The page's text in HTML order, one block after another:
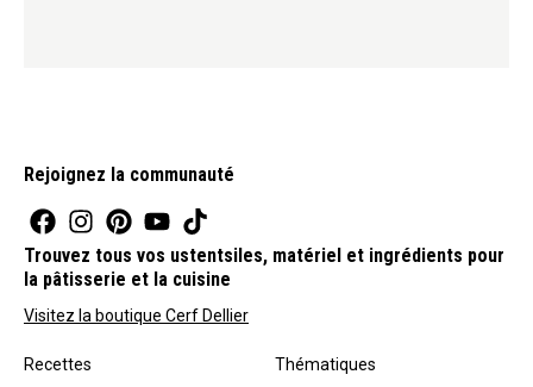
Rejoignez la communauté
Trouvez tous vos ustentsiles, matériel et ingrédients pour
la pâtisserie et la cuisine
Visitez la boutique Cerf Dellier
Recettes Thématiques